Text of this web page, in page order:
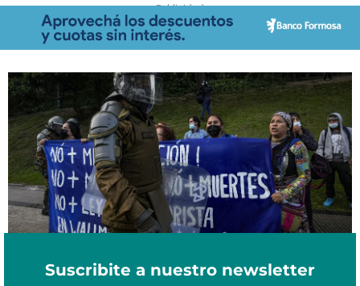
- Publicidad -
El Senado chileno prorroga la militarización de cuatro provincias
del sur
Enero 19, 2022
Suscribite a nuestro newsletter